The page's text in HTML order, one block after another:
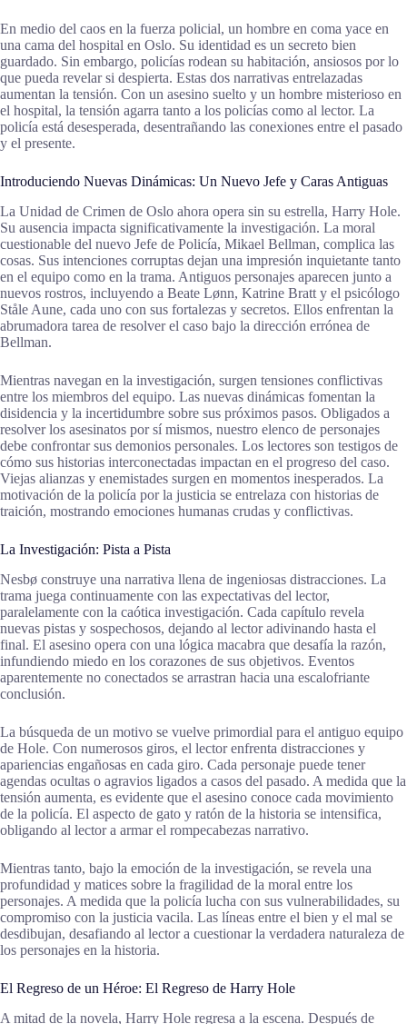
En medio del caos en la fuerza policial, un hombre en coma yace en
una cama del hospital en Oslo. Su identidad es un secreto bien
guardado. Sin embargo, policías rodean su habitación, ansiosos por lo
que pueda revelar si despierta. Estas dos narrativas entrelazadas
aumentan la tensión. Con un asesino suelto y un hombre misterioso en
el hospital, la tensión agarra tanto a los policías como al lector. La
policía está desesperada, desentrañando las conexiones entre el pasado
y el presente.
Introduciendo Nuevas Dinámicas: Un Nuevo Jefe y Caras Antiguas
La Unidad de Crimen de Oslo ahora opera sin su estrella, Harry Hole.
Su ausencia impacta significativamente la investigación. La moral
cuestionable del nuevo Jefe de Policía, Mikael Bellman, complica las
cosas. Sus intenciones corruptas dejan una impresión inquietante tanto
en el equipo como en la trama. Antiguos personajes aparecen junto a
nuevos rostros, incluyendo a Beate Lønn, Katrine Bratt y el psicólogo
Ståle Aune, cada uno con sus fortalezas y secretos. Ellos enfrentan la
abrumadora tarea de resolver el caso bajo la dirección errónea de
Bellman.
Mientras navegan en la investigación, surgen tensiones conflictivas
entre los miembros del equipo. Las nuevas dinámicas fomentan la
disidencia y la incertidumbre sobre sus próximos pasos. Obligados a
resolver los asesinatos por sí mismos, nuestro elenco de personajes
debe confrontar sus demonios personales. Los lectores son testigos de
cómo sus historias interconectadas impactan en el progreso del caso.
Viejas alianzas y enemistades surgen en momentos inesperados. La
motivación de la policía por la justicia se entrelaza con historias de
traición, mostrando emociones humanas crudas y conflictivas.
La Investigación: Pista a Pista
Nesbø construye una narrativa llena de ingeniosas distracciones. La
trama juega continuamente con las expectativas del lector,
paralelamente con la caótica investigación. Cada capítulo revela
nuevas pistas y sospechosos, dejando al lector adivinando hasta el
final. El asesino opera con una lógica macabra que desafía la razón,
infundiendo miedo en los corazones de sus objetivos. Eventos
aparentemente no conectados se arrastran hacia una escalofriante
conclusión.
La búsqueda de un motivo se vuelve primordial para el antiguo equipo
de Hole. Con numerosos giros, el lector enfrenta distracciones y
apariencias engañosas en cada giro. Cada personaje puede tener
agendas ocultas o agravios ligados a casos del pasado. A medida que la
tensión aumenta, es evidente que el asesino conoce cada movimiento
de la policía. El aspecto de gato y ratón de la historia se intensifica,
obligando al lector a armar el rompecabezas narrativo.
Mientras tanto, bajo la emoción de la investigación, se revela una
profundidad y matices sobre la fragilidad de la moral entre los
personajes. A medida que la policía lucha con sus vulnerabilidades, su
compromiso con la justicia vacila. Las líneas entre el bien y el mal se
desdibujan, desafiando al lector a cuestionar la verdadera naturaleza de
los personajes en la historia.
El Regreso de un Héroe: El Regreso de Harry Hole
A mitad de la novela, Harry Hole regresa a la escena. Después de